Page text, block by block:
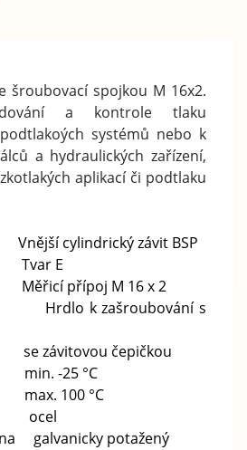
šroubovací spojkou M 16x2.
a kontrole tlaku
systémů nebo k
a hydraulických zařízení,
aplikací či podtlaku
cylindrický závit BSP
Tvar E
přípoj M 16 x 2
k zašroubování s
závitovou čepičkou
-25 °C
100 °C
galvanicky potažený